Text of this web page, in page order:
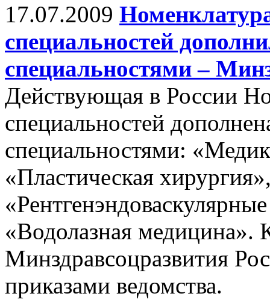
17.07.2009
специальностей
специальностями –
Действующая в России
специальностей
специальностями:
«Пластическая
«Водолазная медицина».
Минздравсоцразвития
приказами ведомства.